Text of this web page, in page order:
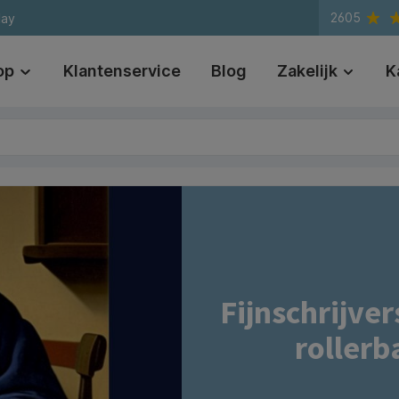
2605
Klantenservice Blog Zakelijk